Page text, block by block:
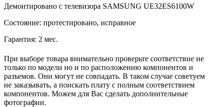
Демонтировано с телевизора SAMSUNG UE32ES6100W
Состояние: протестировано, исправное
Гарантия: 2 мес.
При выборе товара внимательно проверьте соответствие не
только по модели но и по расположению компонентов и
разъемов. Они могут не совпадать. В таком случае советуем
не заказывать, а поискать плату с полным соответствием
компонентов. Можем для Вас сделать дополнительные
фотографии.